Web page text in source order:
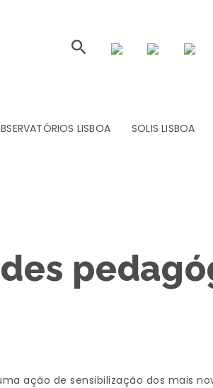
LISBOA SOLIS LISBOA
ação de sensibilização dos mais